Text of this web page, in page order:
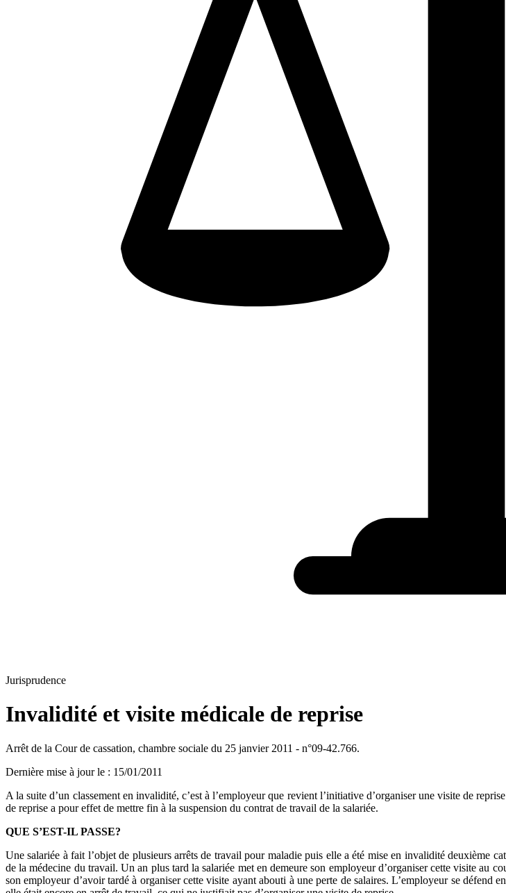
Jurisprudence
Invalidité et visite médicale de reprise
Arrêt de la Cour de cassation, chambre sociale du 25 janvier 2011 - n°09-42.766.
Dernière mise à jour le : 15/01/2011
A la suite d’un classement en invalidité, c’est à l’employeur que revient l’initiative d’organiser une visite de
de reprise a pour effet de mettre fin à la suspension du contrat de travail de la salariée.
QUE S’EST-IL PASSE?
Une salariée à fait l’objet de plusieurs arrêts de travail pour maladie puis elle a été mise en invalidité deuxième
de la médecine du travail. Un an plus tard la salariée met en demeure son employeur d’organiser cette visite au
son employeur d’avoir tardé à organiser cette visite ayant abouti à une perte de salaires. L’employeur se défend